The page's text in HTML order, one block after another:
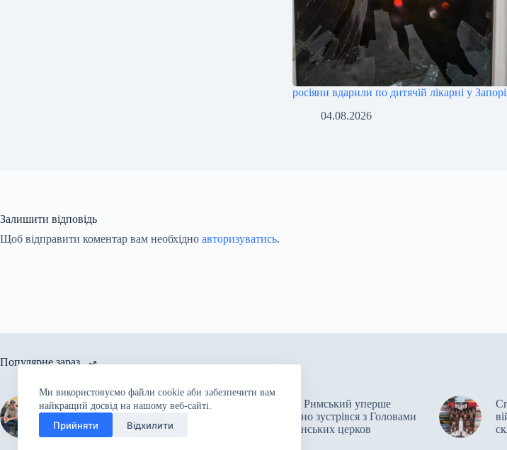
Ми використовуємо файли cookie аби забезпечити вам
найкращий досвід на нашому веб-сайті.
Прийняти Відхилити
росіяни вдарили по дитячій лікарні у
04.08.2026
Залишити відповідь
Щоб відправити коментар вам необхідно авторизуватись.
Популярне зараз
російські війська підірвали
Каховську ГЕС: підтоплено
Херсон, у зоні ризику 80 сіл
і міст області
Папа Римський уперше
спільно зустрівся з Головами
українських церков